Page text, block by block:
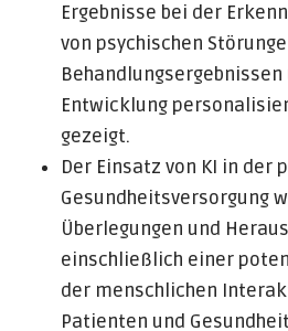
Ergebnisse bei der
von psychischen
Entwicklung
gezeigt.
Der Einsatz von KI in der
Gesundheitsversorgung
Überlegungen und
einschließlich einer
der menschlichen
Patienten und